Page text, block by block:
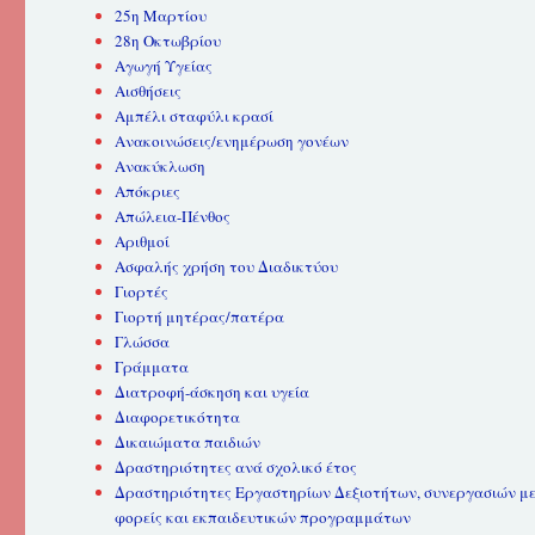
25η Μαρτίου
28η Οκτωβρίου
Αγωγή Υγείας
Αισθήσεις
Αμπέλι σταφύλι κρασί
Ανακοινώσεις/ενημέρωση γονέων
Ανακύκλωση
Απόκριες
Απώλεια-Πένθος
Αριθμοί
Ασφαλής χρήση του Διαδικτύου
Γιορτές
Γιορτή μητέρας/πατέρα
Γλώσσα
Γράμματα
Διατροφή-άσκηση και υγεία
Διαφορετικότητα
Δικαιώματα παιδιών
Δραστηριότητες ανά σχολικό έτος
Δραστηριότητες Εργαστηρίων Δεξιοτήτων, συνεργασιών
φορείς και εκπαιδευτικών προγραμμάτων